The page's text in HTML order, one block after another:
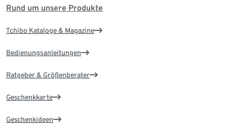
Rund um unsere Produkte
Tchibo Kataloge & Magazine
Bedienungsanleitungen
Ratgeber & Größenberater
Geschenkkarte
Geschenkideen